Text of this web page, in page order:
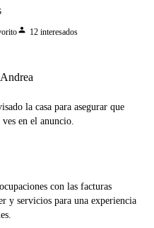
person 12 interesados
la casa para asegurar que
en el anuncio.
con las facturas
y servicios para una experiencia